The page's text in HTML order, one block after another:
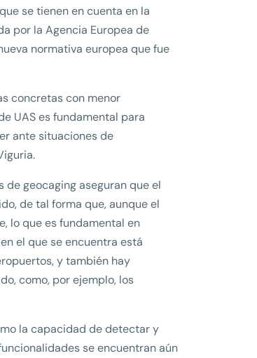
se tienen en cuenta en la
por la Agencia Europea de
normativa europea que fue
concretas con menor
UAS es fundamental para
ante situaciones de
geocaging aseguran que el
de tal forma que, aunque el
lo que es fundamental en
el que se encuentra está
y también hay
como, por ejemplo, los
la capacidad de detectar y
se encuentran aún